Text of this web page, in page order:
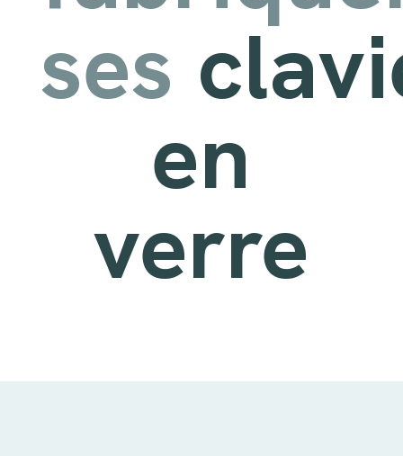
ses
en
verre